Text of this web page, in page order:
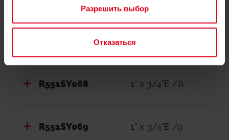
Разрешить выбор
Отказаться1" x 3/4"E /7
R551SY068 1" x 3/4"E /8
R551SY069 1" x 3/4"E /9